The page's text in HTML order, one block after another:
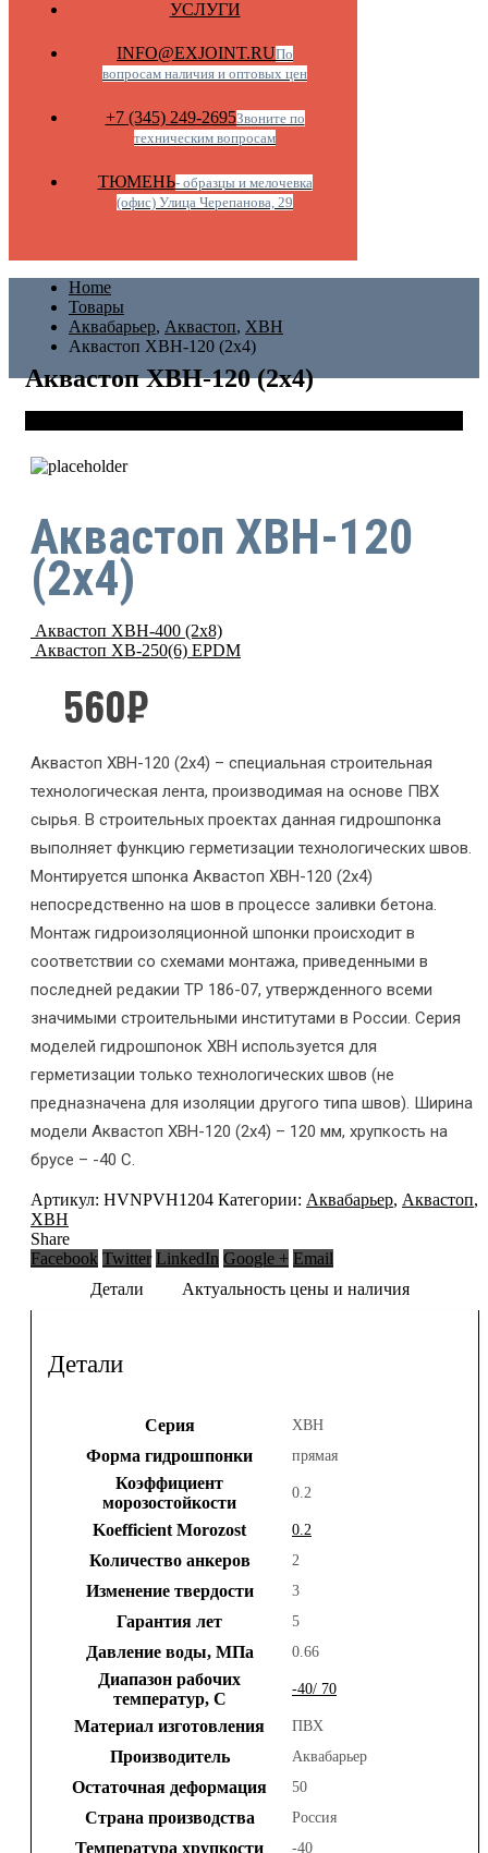
УСЛУГИ
INFO@EXJOINT.RUПо
вопросам наличия и оптовых цен
+7 (345) 249-2695Звоните по
техническим вопросам
ТЮМЕНЬ- образцы и мелочевка
(офис) Улица Черепанова, 29
Home
Товары
Аквабарьер, Аквастоп, ХВН
Аквастоп ХВН-120 (2х4)
Аквастоп ХВН-120 (2х4)
Аквастоп ХВН-120
(2х4)
Аквастоп ХВН-400 (2х8)
Аквастоп ХВ-250(6) EPDM
560₽
Аквастоп ХВН-120 (2х4) – специальная строительная
технологическая лента, производимая на основе ПВХ
сырья. В строительных проектах данная гидрошпонка
выполняет функцию герметизации технологических швов.
Монтируется шпонка Аквастоп ХВН-120 (2х4)
непосредственно на шов в процессе заливки бетона.
Монтаж гидроизоляционной шпонки происходит в
соответствии со схемами монтажа, приведенными в
последней редакии ТР 186-07, утвержденного всеми
значимыми строительными институтами в России. Серия
моделей гидрошпонок ХВН используется для
герметизации только технологических швов (не
предназначена для изоляции другого типа швов). Ширина
модели Аквастоп ХВН-120 (2х4) – 120 мм, хрупкость на
брусе – -40 С.
Артикул: HVNPVH1204 Категории: Аквабарьер, Аквастоп,
ХВН
Share
Facebook Twitter LinkedIn Google + Email
Детали
Актуальность цены и наличия
Детали
Серия ХВН
Форма гидрошпонки прямая
Коэффициент
морозостойкости
0.2
Koefficient Morozost 0.2
Количество анкеров 2
Изменение твердости 3
Гарантия лет 5
Давление воды, МПа 0.66
Диапазон рабочих
температур, С
-40/ 70
Материал изготовления ПВХ
Производитель Аквабарьер
Остаточная деформация 50
Страна производства Россия
Температура хрупкости -40